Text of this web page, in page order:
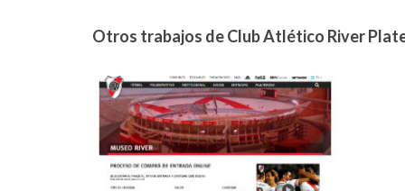
Otros trabajos de Club Atlético River